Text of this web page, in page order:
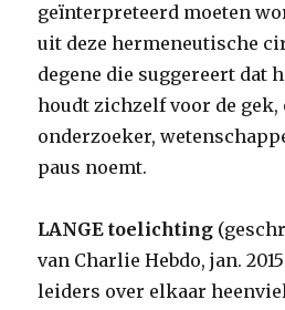
geïnterpreteerd moeten
uit deze hermeneutische
degene die suggereert dat
houdt zichzelf voor de
onderzoeker,
paus noemt.
LANGE toelichting
van Charlie Hebdo, jan.
leiders over elkaar